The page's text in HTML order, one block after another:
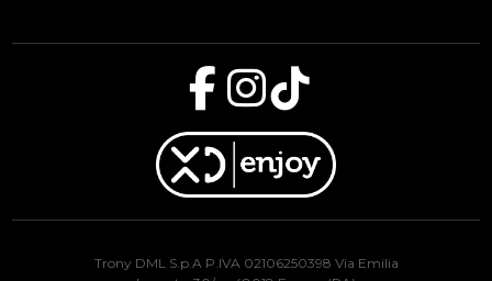
Trony DML S.p.A P.IVA 02106250398 Via Emilia